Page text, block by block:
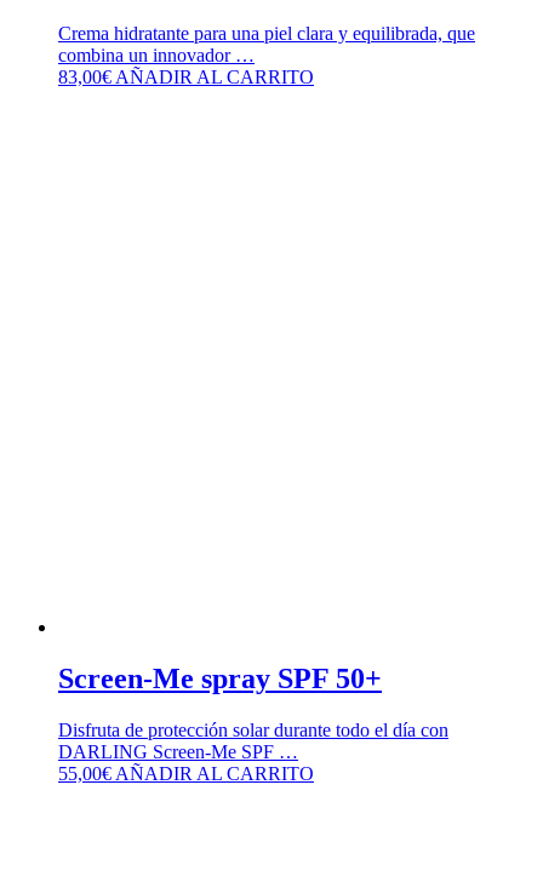
Crema hidratante para una piel clara y equilibrada, que
combina un innovador …
83,00€ AÑADIR AL CARRITO
Screen-Me spray SPF 50+
Disfruta de protección solar durante todo el día con
DARLING Screen-Me SPF …
55,00€ AÑADIR AL CARRITO